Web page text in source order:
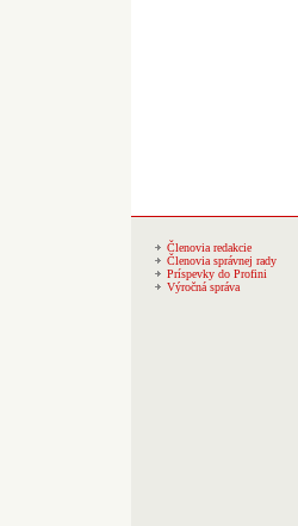
Členovia redakcie
Členovia správnej rady
Príspevky do Profini
Výročná správa